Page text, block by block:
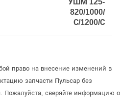
УШМ 125-
820/1000/
С/1200/С
право на внесение изменений в
запчасти Пульсар без
Пожалуйста, сверяйте информацию о